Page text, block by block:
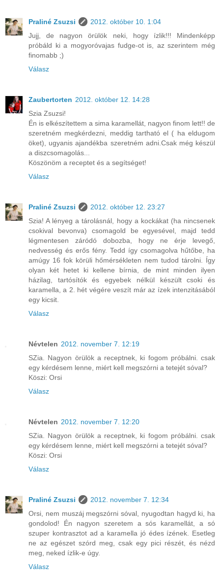
Praliné Zsuzsi
2012. október 10. 1:04
Jujj, de nagyon örülök neki, hogy ízlik!!! Mindenképp
próbáld ki a mogyoróvajas fudge-ot is, az szerintem még
finomabb ;)
Válasz
Zaubertorten 2012. október 12. 14:28
Szia Zsuzsi!
Én is elkészítettem a sima karamellát, nagyon finom lett!! de
szeretném megkérdezni, meddig tartható el ( ha eldugom
öket), ugyanis ajandékba szeretném adni.Csak még készül
a diszcsomagolás...
Köszönöm a receptet és a segítséget!
Válasz
Praliné Zsuzsi
2012. október 12. 23:27
Szia! A lényeg a tárolásnál, hogy a kockákat (ha nincsenek
csokival bevonva) csomagold be egyesével, majd tedd
légmentesen záródó dobozba, hogy ne érje levegő,
nedvesség és erős fény. Tedd így csomagolva hűtőbe, ha
amúgy 16 fok körüli hőmérsékleten nem tudod tárolni. Így
olyan két hetet ki kellene bírnia, de mint minden ilyen
házilag, tartósítók és egyebek nélkül készült csoki és
karamella, a 2. hét végére veszít már az ízek intenzitásából
egy kicsit.
Válasz
Névtelen 2012. november 7. 12:19
SZia. Nagyon örülök a receptnek, ki fogom próbálni. csak
egy kérdésem lenne, miért kell megszórni a tetejét sóval?
Köszi: Orsi
Válasz
Névtelen 2012. november 7. 12:20
SZia. Nagyon örülök a receptnek, ki fogom próbálni. csak
egy kérdésem lenne, miért kell megszórni a tetejét sóval?
Köszi: Orsi
Válasz
Praliné Zsuzsi
2012. november 7. 12:34
Orsi, nem muszáj megszórni sóval, nyugodtan hagyd ki, ha
gondolod! Én nagyon szeretem a sós karamellát, a só
szuper kontrasztot ad a karamella jó édes ízének. Esetleg
ne az egészet szórd meg, csak egy pici részét, és nézd
meg, neked ízlik-e úgy.
Válasz